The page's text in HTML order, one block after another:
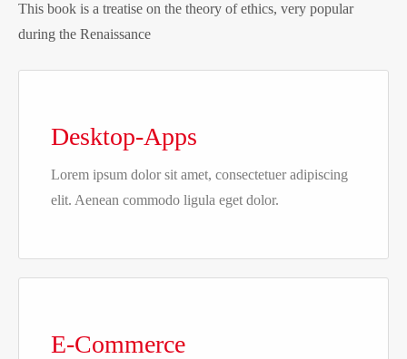
This book is a treatise on the theory of ethics, very popular
during the Renaissance
Desktop-Apps
Lorem ipsum dolor sit amet, consectetuer adipiscing
elit. Aenean commodo ligula eget dolor.
E-Commerce